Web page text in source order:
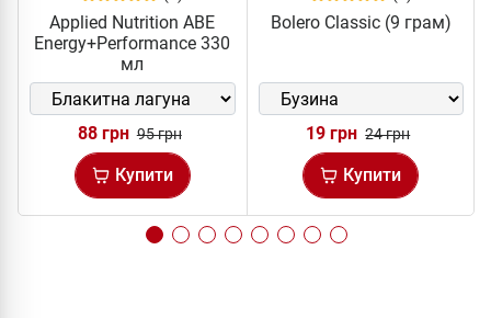
Applied Nutrition ABE
Energy+Performance 330
мл
88 грн 95 грн
Купити
Bolero Classic (9 грам)
19 грн 24 грн
Купити